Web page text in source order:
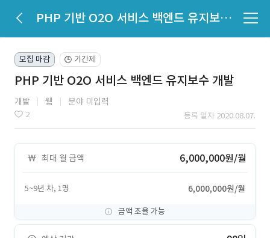
PHP 기반 O2O 서비스 백엔드 유지보수 개발
모집 마감 🕒 기간제
PHP 기반 O2O 서비스 백엔드 유지보수 개발
개발 웹 분야 미입력
2 등록 일자 2020.08.07.
최대 월 금액 6,000,000원/월
5~9년 차, 1명 6,000,000원/월
금액 조율 가능